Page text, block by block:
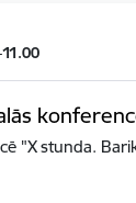
"X stunda.